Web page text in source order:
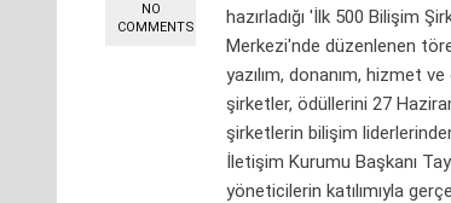
NO
COMMENTS
hazırladığı 'İlk 500 Bilişim
Merkezi'nde düzenlenen
yazılım, donanım, hizmet
şirketler, ödüllerini 27
şirketlerin bilişim
İletişim Kurumu Başkanı
yöneticilerin katılımıyla